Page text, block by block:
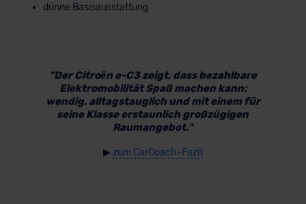
dünne Basisausstattung
"Der Citroën e-C3 zeigt, dass bezahlbare
Elektromobilität Spaß machen kann:
wendig, alltagstauglich und mit einem für
seine Klasse erstaunlich großzügigen
Raumangebot."
▶ zum CarCoach-Fazit